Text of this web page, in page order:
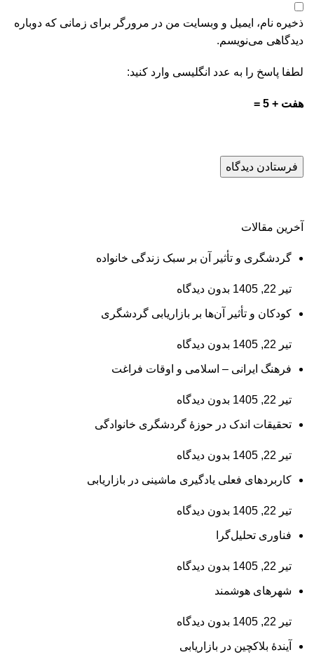
ذخیره نام، ایمیل و وبسایت من در مرورگر برای زمانی که دوباره
دیدگاهی می‌نویسم.
لطفا پاسخ را به عدد انگلیسی وارد کنید:
هفت + 5 =
آخرین مقالات
گردشگری و تأثیر آن بر سبک زندگی خانواده
تیر 22, 1405 بدون دیدگاه
کودکان و تأثیر آن‌ها بر بازاریابی گردشگری
تیر 22, 1405 بدون دیدگاه
فرهنگ ایرانی – اسلامی و اوقات فراغت
تیر 22, 1405 بدون دیدگاه
تحقیقات اندک در حوزۀ گردشگری خانوادگی
تیر 22, 1405 بدون دیدگاه
کاربردهای فعلی یادگیری ماشینی در بازاریابی
تیر 22, 1405 بدون دیدگاه
فناوری تحلیل‌گرا
تیر 22, 1405 بدون دیدگاه
شهرهای هوشمند
تیر 22, 1405 بدون دیدگاه
آیندۀ بلاکچین در بازاریابی